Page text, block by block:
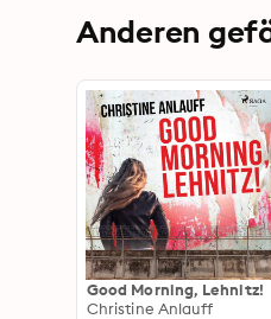
Anderen
Good Morning, Lehnitz!
Christine Anlauff